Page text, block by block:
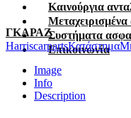
Καινούργια
Μεταχειρισμένα
Συστήματα
Επικοινωνία
ΓΚΑΡΑΖ
HarriscarpartsΚατάστημα
Image
Info
Description